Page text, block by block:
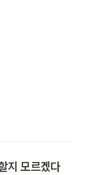
지 모르겠다